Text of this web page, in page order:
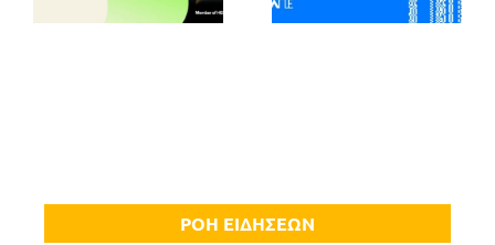
ΡΟΗ ΕΙΔΗΣΕΩΝ